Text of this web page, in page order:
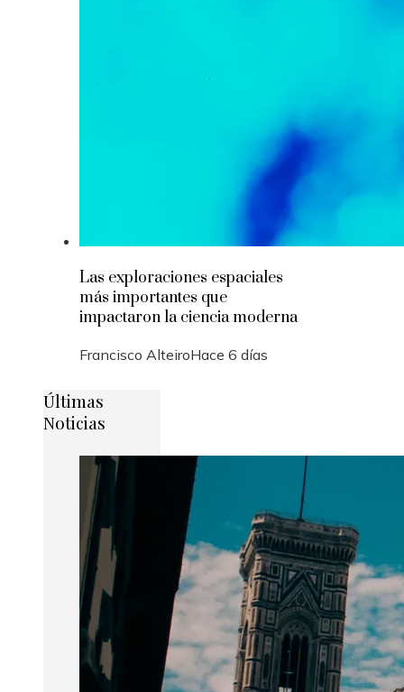
Las exploraciones espaciales
más importantes que
impactaron la ciencia moderna
Francisco AlteiroHace 6 días
Últimas
Noticias